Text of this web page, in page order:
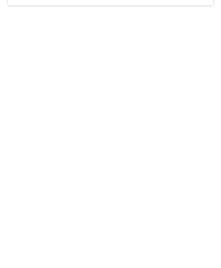
Der Weinbau dominert heute nicht mehr, ist aber integrativer